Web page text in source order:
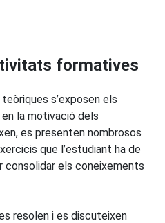
formatives
s’exposen els
la motivació dels
es presenten nombrosos
que l’estudiant ha de
consolidar els coneixements
resolen i es discuteixen